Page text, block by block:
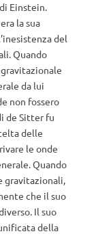
Einstein.
la sua
del
Quando
da lui
non fossero
de Sitter fu
delle
le onde
Quando
gravitazionali,
che il suo
Il suo
della